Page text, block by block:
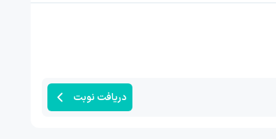
دریافت نوبت